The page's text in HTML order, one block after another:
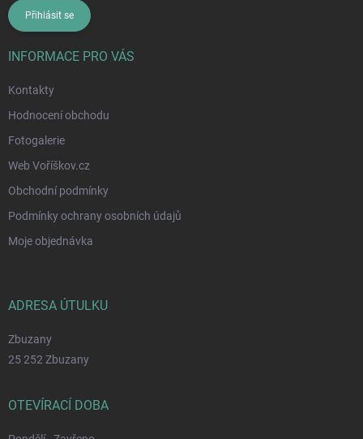
Přihlásit se
INFORMACE PRO VÁS
Kontakty
Hodnocení obchodu
Fotogalerie
Web Voříškov.cz
Obchodní podmínky
Podmínky ochrany osobních údajů
Moje objednávka
ADRESA ÚTULKU
Zbuzany
25 252 Zbuzany
OTEVÍRACÍ DOBA